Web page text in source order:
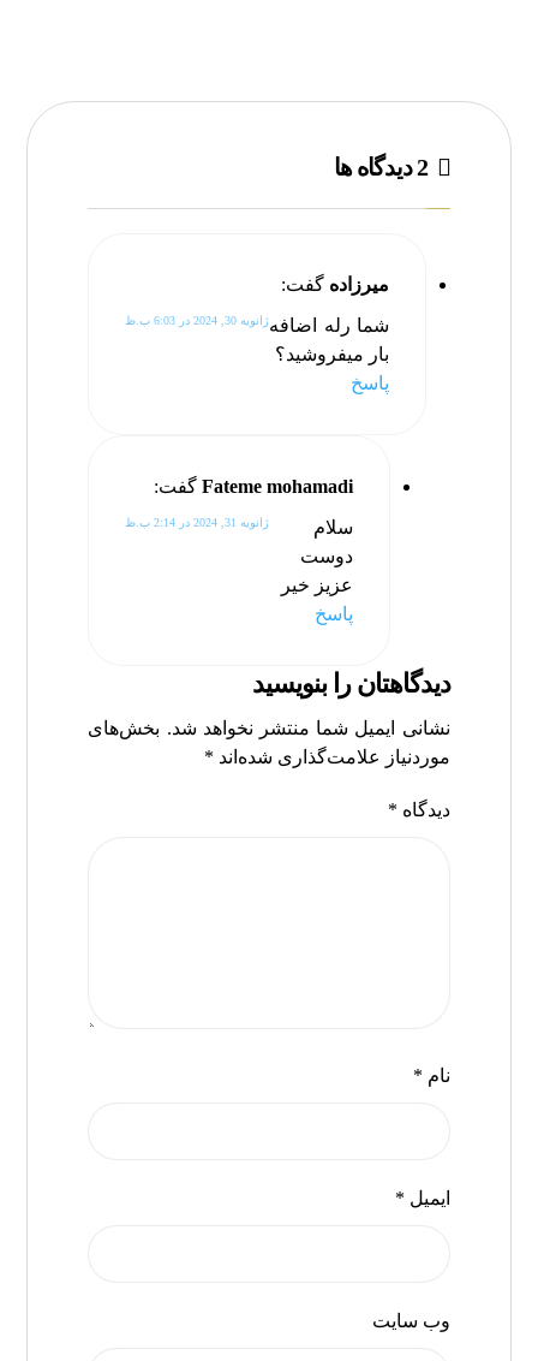
2 دیدگاه ها
میرزاده گفت:
ژانویه 30, 2024 در 6:03 ب.ظشما رله اضافه
بار میفروشید؟
پاسخ
Fateme mohamadi گفت:
ژانویه 31, 2024 در 2:14 ب.ظ
سلام
دوست
عزیز خیر
پاسخ
دیدگاهتان را بنویسید
نشانی ایمیل شما منتشر نخواهد شد. بخش‌های
موردنیاز علامت‌گذاری شده‌اند *
دیدگاه *
نام *
ایمیل *
وب‌ سایت